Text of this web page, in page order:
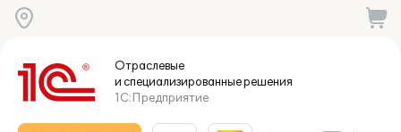
Отраслевые
и специализированныерешения
1С:Предприятие